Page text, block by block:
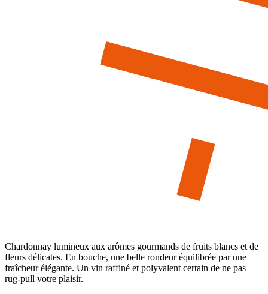
Description
Chardonnay lumineux aux arômes gourmands de fruits blancs et de
fleurs délicates. En bouche, une belle rondeur équilibrée par une
fraîcheur élégante. Un vin raffiné et polyvalent certain de ne pas
rug-pull votre plaisir.